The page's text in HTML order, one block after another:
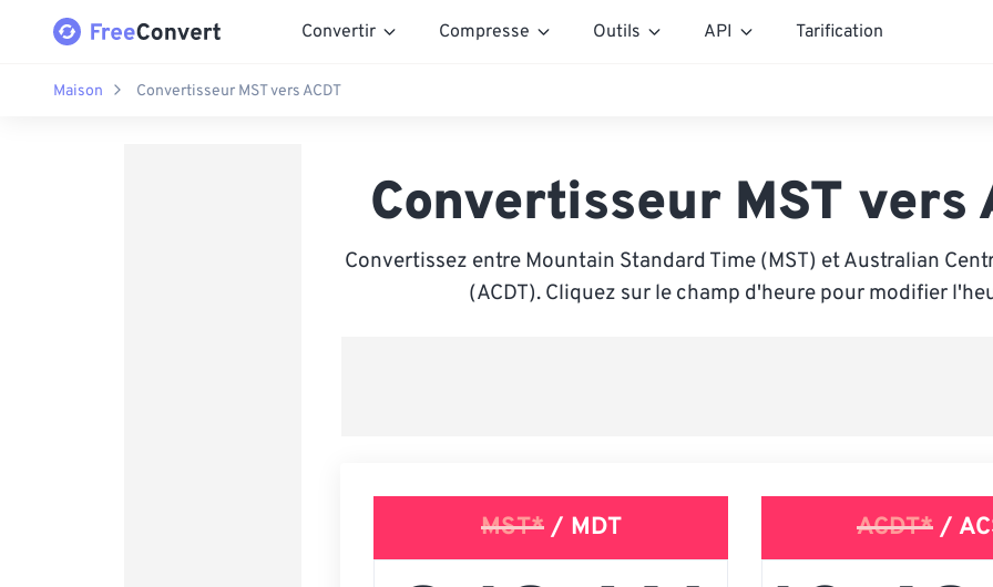
Convertir Compresse Outils API Tarification
Maison Convertisseur MST vers ACDT
Convertisseur MST vers
Convertissez entre Mountain Standard Time (MST) et Australian
(ACDT). Cliquez sur le champ d'heure pour modifier
MST*/ MDT ACDT* /